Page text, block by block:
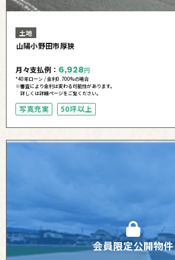
土地
山陽小野田市厚狭
月々支払例： 6,928 円
*40年ローン / 金利0.700%の場合
※審査により金利は変わる可能性があります。
詳しくは詳細ページをご覧ください。
写真充実 50坪以上
会員限定公開物件